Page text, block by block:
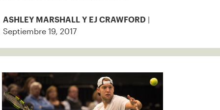
ASHLEY MARSHALL Y EJ CRAWFORD
Septiembre 19, 2017